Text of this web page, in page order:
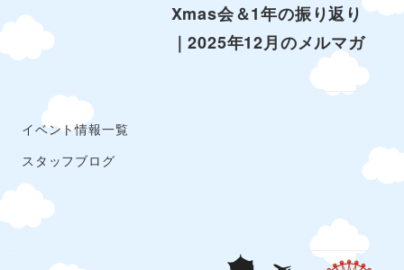
Xmas会＆1年の振り返り
｜2025年12月のメルマガ
イベント情報一覧
スタッフブログ